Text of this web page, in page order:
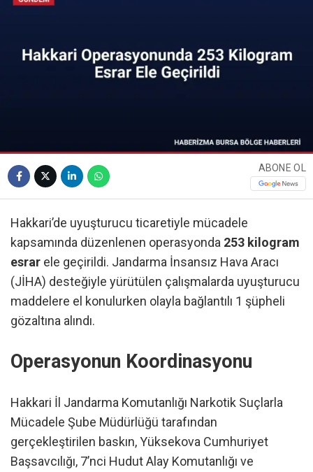
ABONE OL
Hakkari’de uyuşturucu ticaretiyle mücadele
kapsamında düzenlenen operasyonda 253 kilogram
esrar ele geçirildi. Jandarma İnsansız Hava Aracı
(JİHA) desteğiyle yürütülen çalışmalarda uyuşturucu
maddelere el konulurken olayla bağlantılı 1 şüpheli
gözaltına alındı.
Operasyonun Koordinasyonu
Hakkari İl Jandarma Komutanlığı Narkotik Suçlarla
Mücadele Şube Müdürlüğü tarafından
gerçekleştirilen baskın, Yüksekova Cumhuriyet
Başsavcılığı, 7’nci Hudut Alay Komutanlığı ve